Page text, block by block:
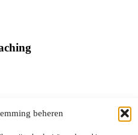
beheren
hier! Waar kan ik je mee